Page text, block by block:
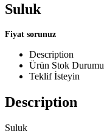
Suluk
Fiyat sorunuz
Description
Ürün Stok Durumu
Teklif İsteyin
Description
Suluk